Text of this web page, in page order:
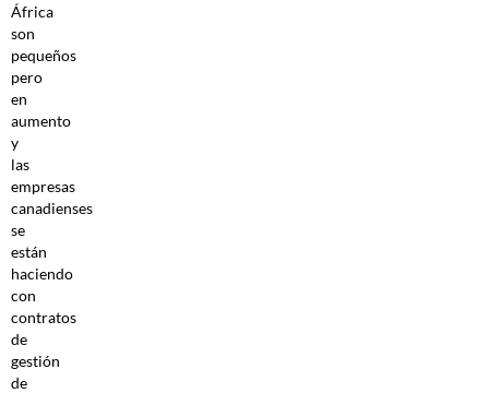
África
son
pequeños
pero
en
aumento
y
las
empresas
canadienses
se
están
haciendo
con
contratos
de
gestión
de